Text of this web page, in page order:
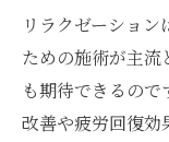
リラクゼーショ
ための施術が主
も期待できるの
改善や疲労回復効